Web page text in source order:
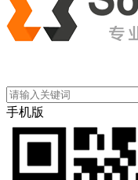
手机版